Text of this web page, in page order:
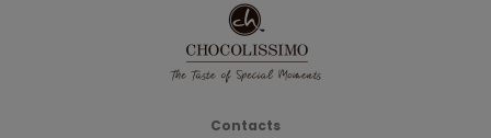
Contacts